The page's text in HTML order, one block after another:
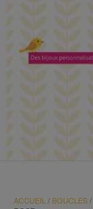
ACCUEIL / BOUCLES/